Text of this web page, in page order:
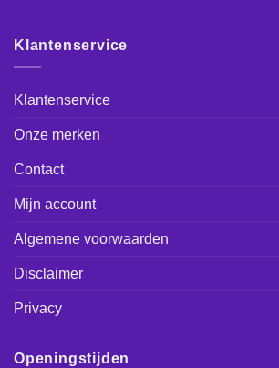
Klantenservice
Klantenservice
Onze merken
Contact
Mijn account
Algemene voorwaarden
Disclaimer
Privacy
Openingstijden